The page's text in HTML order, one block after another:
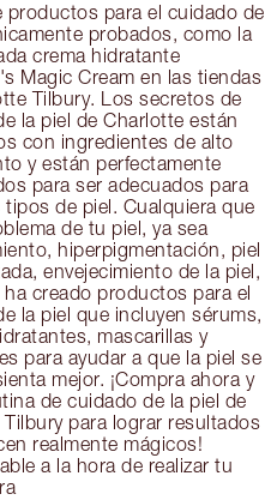
productos para el cuidado de
probados, como la
crema hidratante
Magic Cream en las tiendas
Tilbury. Los secretos de
la piel de Charlotte están
con ingredientes de alto
y están perfectamente
para ser adecuados para
de piel. Cualquiera que
de tu piel, ya sea
hiperpigmentación, piel
envejecimiento de la piel,
creado productos para el
la piel que incluyen sérums,
mascarillas y
para ayudar a que la piel se
mejor. ¡Compra ahora y
de cuidado de la piel de
para lograr resultados
realmente mágicos!
a la hora de realizar tu